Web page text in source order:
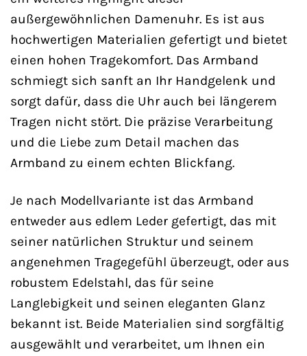
außergewöhnlichen Damenuhr. Es ist aus
hochwertigen Materialien gefertigt und bietet
einen hohen Tragekomfort. Das Armband
schmiegt sich sanft an Ihr Handgelenk und
sorgt dafür, dass die Uhr auch bei längerem
Tragen nicht stört. Die präzise Verarbeitung
und die Liebe zum Detail machen das
Armband zu einem echten Blickfang.
Je nach Modellvariante ist das Armband
entweder aus edlem Leder gefertigt, das mit
seiner natürlichen Struktur und seinem
angenehmen Tragegefühl überzeugt, oder aus
robustem Edelstahl, das für seine
Langlebigkeit und seinen eleganten Glanz
bekannt ist. Beide Materialien sind sorgfältig
ausgewählt und verarbeitet, um Ihnen ein